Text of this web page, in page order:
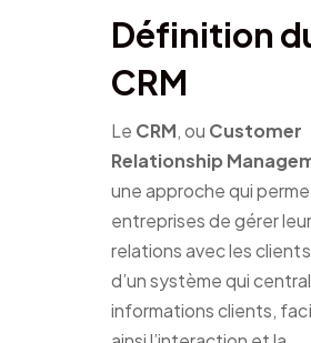
Définition
CRM
Le CRM, ou Customer
Relationship
une approche qui
entreprises de gérer
relations avec les
d’un système qui
informations clients,